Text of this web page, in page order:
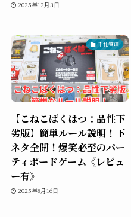
2025年12月3日
手札管理
【こねこばくはつ：品性下
劣版】簡単ルール説明！下
ネタ全開！爆笑必至のパー
ティボードゲーム《レビュ
ー有》
2025年8月16日